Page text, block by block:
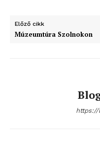
Előző cikk
Múzeumtúra Szolnokon
https://